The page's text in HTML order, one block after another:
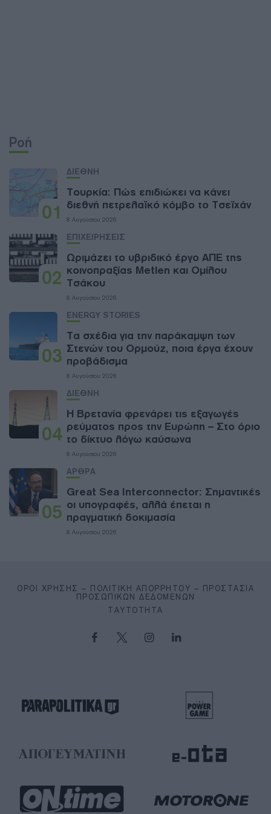
Ροή
01
ΔΙΕΘΝΗ
Τουρκία: Πώς επιδιώκει να κάνει
διεθνή πετρελαϊκό κόμβο το Τσεϊχάν
8 Αυγούστου 2026
02
ΕΠΙΧΕΙΡΗΣΕΙΣ
Ωριμάζει το υβριδικό έργο ΑΠΕ της
κοινοπραξίας Metlen και Ομίλου
Τσάκου
8 Αυγούστου 2026
03
ENERGY STORIES
Τα σχέδια για την παράκαμψη των
Στενών του Ορμούζ, ποια έργα έχουν
προβάδισμα
8 Αυγούστου 2026
04
ΔΙΕΘΝΗ
Η Βρετανία φρενάρει τις εξαγωγές
ρεύματος προς την Ευρώπη – Στο όριο
το δίκτυο λόγω καύσωνα
8 Αυγούστου 2026
05
ΑΡΘΡΑ
Great Sea Interconnector: Σημαντικές
οι υπογραφές, αλλά έπεται η
πραγματική δοκιμασία
8 Αυγούστου 2026
ΌΡΟΙ ΧΡΉΣΗΣ – ΠΟΛΙΤΙΚΉ ΑΠΟΡΡΉΤΟΥ – ΠΡΟΣΤΑΣΊΑ
ΠΡΟΣΩΠΙΚΏΝ ΔΕΔΟΜΈΝΩΝ
ΤΑΥΤΌΤΗΤΑ